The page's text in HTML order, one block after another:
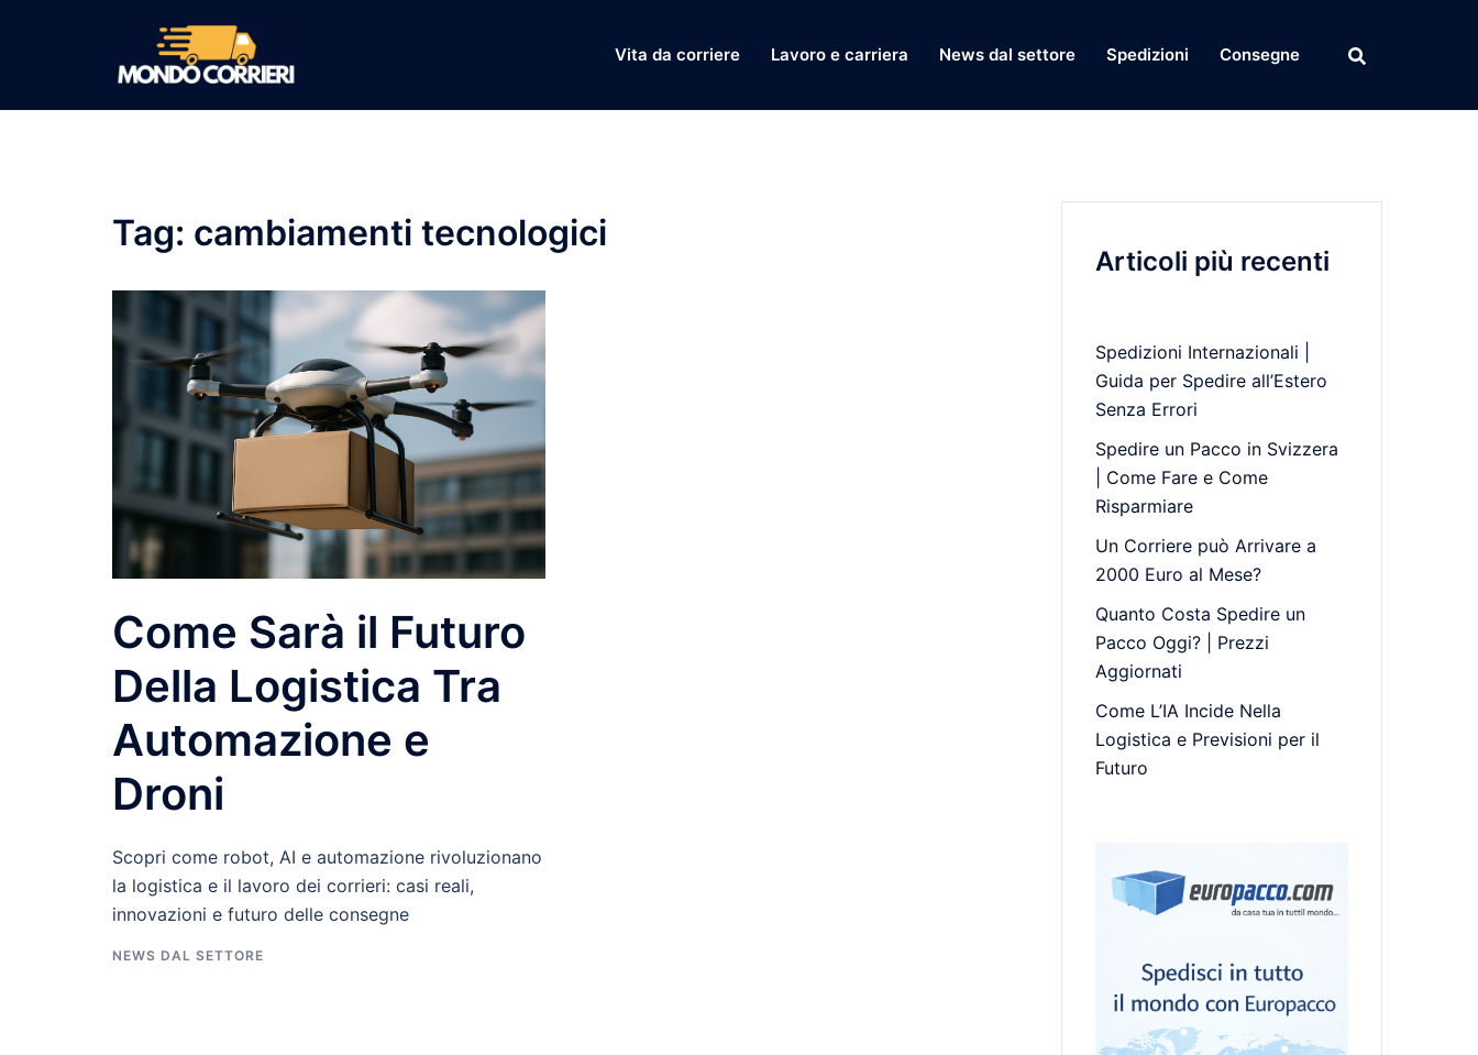
Vita da corriere Lavoro e carriera News dal settore Spedizioni Consegne
Tag: cambiamenti tecnologici
Come Sarà il Futuro
Della Logistica Tra
Automazione e
Droni
Scopri come robot, AI e automazione rivoluzionano
la logistica e il lavoro dei corrieri: casi reali,
innovazioni e futuro delle consegne
NEWS DAL SETTORE
Articoli più recenti
Spedizioni Internazionali |
Guida per Spedire all’Estero
Senza Errori
Spedire un Pacco in Svizzera
| Come Fare e Come
Risparmiare
Un Corriere può Arrivare a
2000 Euro al Mese?
Quanto Costa Spedire un
Pacco Oggi? | Prezzi
Aggiornati
Come L’IA Incide Nella
Logistica e Previsioni per il
Futuro